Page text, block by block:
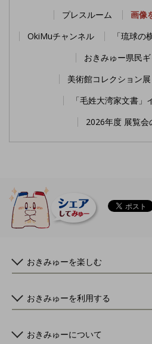
プレスルーム
画像
OkiMuチャンネル
「琉球の
おきみゅー県民
美術館コレクション
「毛姓大湾家文書」
2026年度 展覧会
おきみゅーを楽しむ
おきみゅーを利用する
おきみゅーについて